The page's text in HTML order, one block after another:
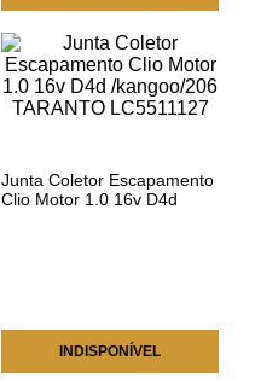
Junta Coletor Escapamento
Clio Motor 1.0 16v D4d
INDISPONÍVEL